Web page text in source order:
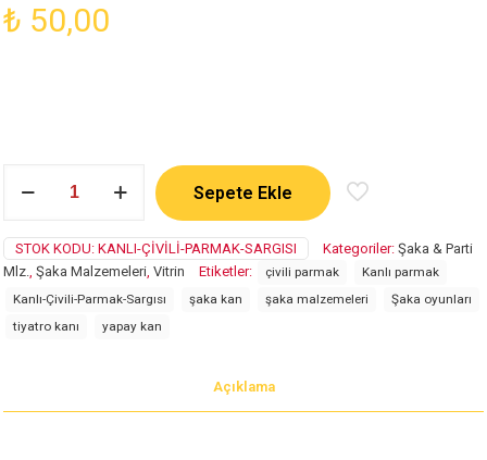
₺ 50,00
Çivili
adet
Sepete Ekle
STOK KODU: KANLI-ÇIVILI-PARMAK-SARGISI Kategoriler: Şaka & Parti
Mlz., Şaka Malzemeleri, Vitrin Etiketler: çivili parmak
Kanlı parmak
Kanlı-Çivili-Parmak-Sargısı
şaka kan şaka malzemeleri
Şaka oyunları
tiyatro kanı
yapay kan
Açıklama